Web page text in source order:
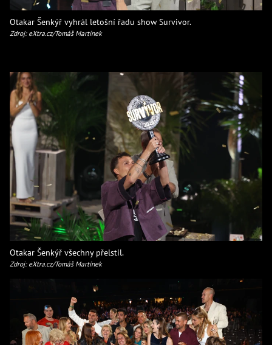
Otakar Šenkýř vyhrál letošní řadu show Survivor.
Zdroj: eXtra.cz/Tomáš Martínek
Otakar Šenkýř všechny přelstil.
Zdroj: eXtra.cz/Tomáš Martínek